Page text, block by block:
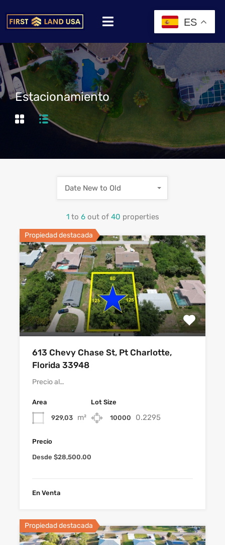
Estacionamiento
1 to 6 out of 40 properties
Date New to Old
Propiedad destacada
613 Chevy Chase St, Pt Charlotte,
Florida 33948
Precio al…
Area
929,03 m²
Lot Size
10000 0.2295
Precio
Desde $28,500.00
En Venta
Propiedad destacada
ES